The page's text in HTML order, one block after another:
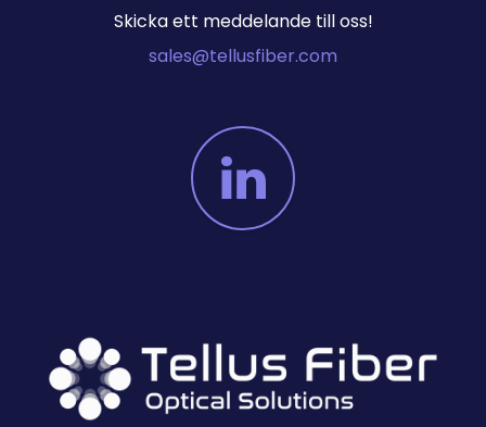
Skicka ett meddelande till oss!
sales@tellusfiber.com